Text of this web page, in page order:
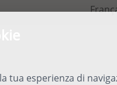
tua esperienza di